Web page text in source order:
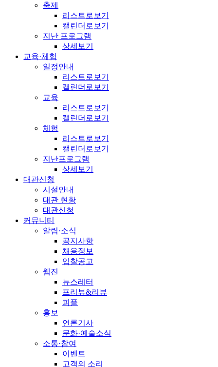
축제
리스트로보기
캘린더로보기
지난 프로그램
상세보기
교육·체험
일정안내
리스트로보기
캘린더로보기
교육
리스트로보기
캘린더로보기
체험
리스트로보기
캘린더로보기
지난프로그램
상세보기
대관신청
시설안내
대관 현황
대관신청
커뮤니티
알림·소식
공지사항
채용정보
입찰공고
웹진
뉴스레터
프리뷰&리뷰
피플
홍보
언론기사
문화·예술소식
소통·참여
이벤트
고객의 소리